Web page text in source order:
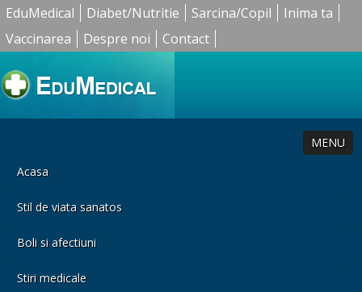
EduMedical Diabet/Nutritie Sarcina/Copil
Inima ta
Vaccinarea
Despre noi Contact
MENU
Acasa
Stil de viata sanatos
Boli si afectiuni
Stiri medicale